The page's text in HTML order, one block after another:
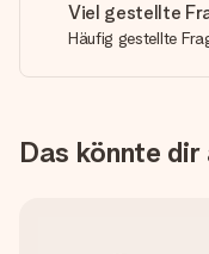
Viel gestellte
Häufig gestellte
Das könnte